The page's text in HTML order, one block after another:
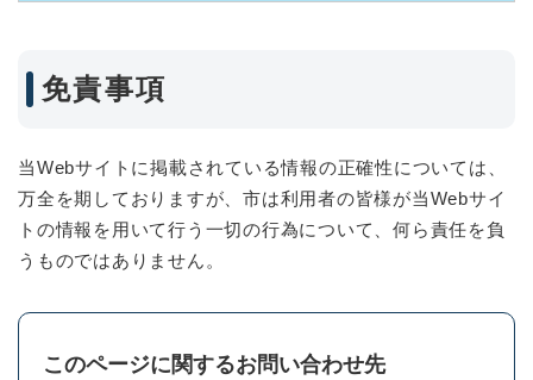
免責事項
当Webサイトに掲載されている情報の正確性については、
万全を期しておりますが、市は利用者の皆様が当Webサイ
トの情報を用いて行う一切の行為について、何ら責任を負
うものではありません。
このページに関するお問い合わせ先